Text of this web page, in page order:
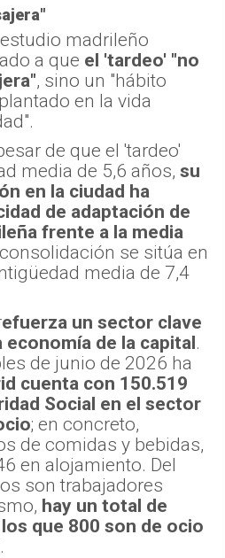
madrileño
a que el 'tardeo' "no
, sino un "hábito
en la vida
de que el 'tardeo'
media de 5,6 años, su
en la ciudad ha
de adaptación de
frente a la media
se sitúa en
media de 7,4
efuerza un sector clave
economía de la capital.
de junio de 2026 ha
cuenta con 150.519
Social en el sector
; en concreto,
de comidas y bebidas,
en alojamiento. Del
son trabajadores
hay un total de
que 800 son de ocio
.